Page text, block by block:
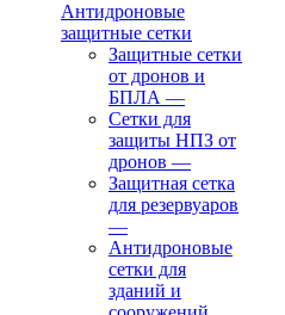
Антидроновые
защитные сетки
Защитные сетки
от дронов и
БПЛА —
Сетки для
защиты НПЗ от
дронов —
Защитная сетка
для резервуаров
—
Антидроновые
сетки для
зданий и